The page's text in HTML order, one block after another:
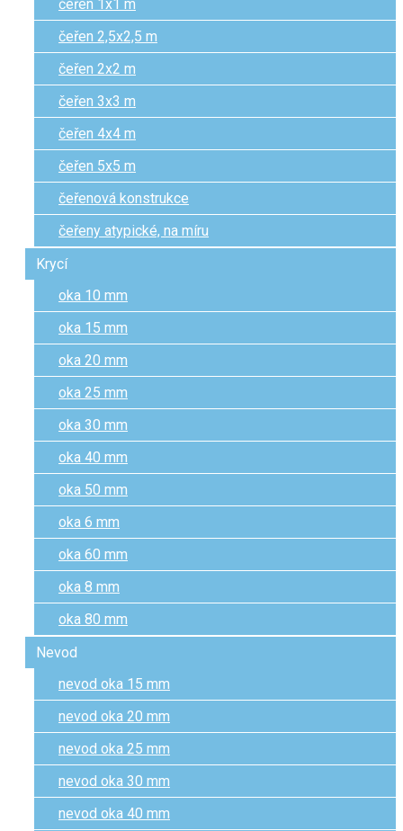
čeřen 1x1 m
čeřen 2,5x2,5 m
čeřen 2x2 m
čeřen 3x3 m
čeřen 4x4 m
čeřen 5x5 m
čeřenová konstrukce
čeřeny atypické, na míru
Krycí
oka 10 mm
oka 15 mm
oka 20 mm
oka 25 mm
oka 30 mm
oka 40 mm
oka 50 mm
oka 6 mm
oka 60 mm
oka 8 mm
oka 80 mm
Nevod
nevod oka 15 mm
nevod oka 20 mm
nevod oka 25 mm
nevod oka 30 mm
nevod oka 40 mm